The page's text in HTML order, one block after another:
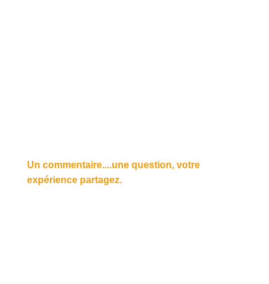
Un commentaire....une question, votre
expérience partagez.